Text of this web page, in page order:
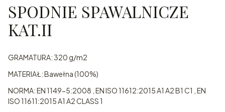
SPODNIE SPAWALNICZE
KAT.II
GRAMATURA: 320 g/m2
MATERIAŁ: Bawełna (100%)
NORMA: EN 1149-5:2008 , EN ISO 11612:2015 A1 A2 B1 C1 , EN
ISO 11611:2015 A1 A2 CLASS 1